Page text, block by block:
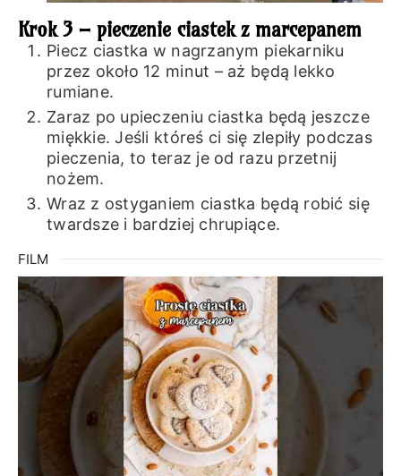
Krok 3 – pieczenie ciastek z marcepanem
Piecz ciastka w nagrzanym piekarniku
przez około 12 minut – aż będą lekko
rumiane.
Zaraz po upieczeniu ciastka będą jeszcze
miękkie. Jeśli któreś ci się zlepiły podczas
pieczenia, to teraz je od razu przetnij
nożem.
Wraz z ostyganiem ciastka będą robić się
twardsze i bardziej chrupiące.
FILM